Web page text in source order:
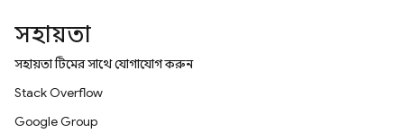
সহায়তা
সহায়তা টিমের সাথে যোগাযোগ করুন
Stack Overflow
Google Group